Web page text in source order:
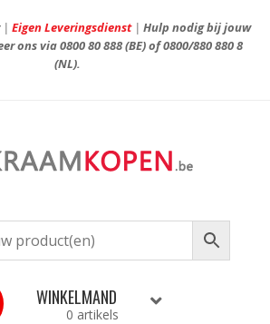
| Eigen Leveringsdienst| Hulp nodig bij jouw
ons via0800 80 888(BE) of0800/880 880 8
(NL).
WINKELMAND
0 artikels